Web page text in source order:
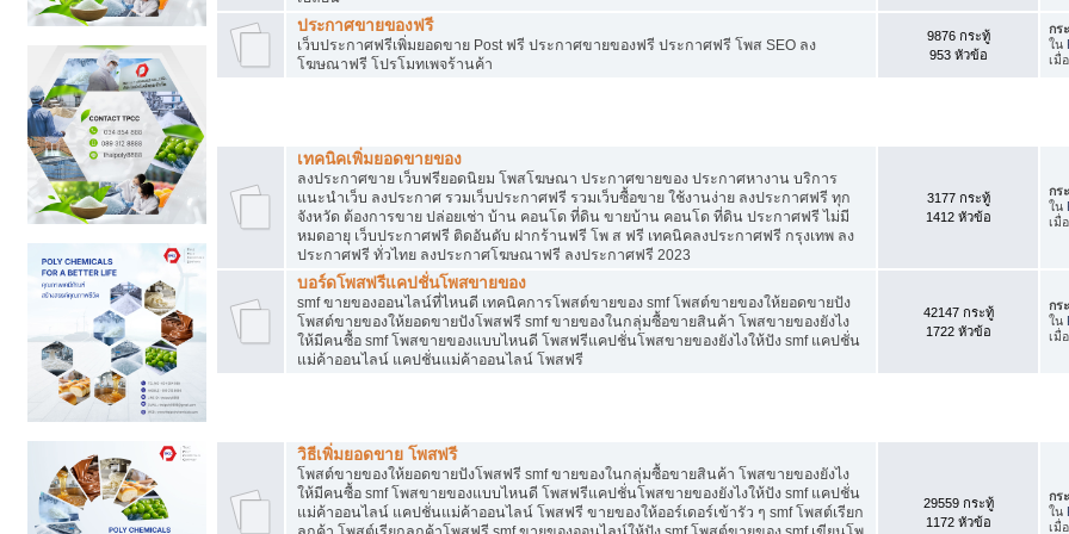
ประกาศขายของฟรี
เว็บประกาศฟรีเพิ่มยอดขาย Post ฟรี ประกาศขายของฟรี ประกาศฟรี โพส SEO ลง
โฆษณาฟรี โปรโมทเพจร้านค้า
9876 กระทู้
953 หัวข้อ
กร
ใน
เมื่
เทคนิคเพิ่มยอดขายของ
ลงประกาศขาย เว็บฟรียอดนิยม โพสโฆษณา ประกาศขายของ ประกาศหางาน บริการ
แนะนำเว็บ ลงประกาศ รวมเว็บประกาศฟรี รวมเว็บซื้อขาย ใช้งานง่าย ลงประกาศฟรี ทุก
จังหวัด ต้องการขาย ปล่อยเช่า บ้าน คอนโด ที่ดิน ขายบ้าน คอนโด ที่ดิน ประกาศฟรี ไม่มี
หมดอายุ เว็บประกาศฟรี ติดอันดับ ฝากร้านฟรี โพ ส ฟรี เทคนิคลงประกาศฟรี กรุงเทพ ลง
ประกาศฟรี ทั่วไทย ลงประกาศโฆษณาฟรี ลงประกาศฟรี 2023
3177 กระทู้
1412 หัวข้อ
กร
ใน
เมื่
บอร์ดโพสฟรีแคปชั่นโพสขายของ
smf ขายของออนไลน์ที่ไหนดี เทคนิคการโพสต์ขายของ smf โพสต์ขายของให้ยอดขายปัง
โพสต์ขายของให้ยอดขายปังโพสฟรี smf ขายของในกลุ่มซื้อขายสินค้า โพสขายของยังไง
ให้มีคนซื้อ smf โพสขายของแบบไหนดี โพสฟรีแคปชั่นโพสขายของยังไงให้ปัง smf แคปชั่น
แม่ค้าออนไลน์ แคปชั่นแม่ค้าออนไลน์ โพสฟรี
42147 กระทู้
1722 หัวข้อ
กร
ใน
เมื่
วิธีเพิ่มยอดขาย โพสฟรี
โพสต์ขายของให้ยอดขายปังโพสฟรี smf ขายของในกลุ่มซื้อขายสินค้า โพสขายของยังไง
ให้มีคนซื้อ smf โพสขายของแบบไหนดี โพสฟรีแคปชั่นโพสขายของยังไงให้ปัง smf แคปชั่น
แม่ค้าออนไลน์ แคปชั่นแม่ค้าออนไลน์ โพสฟรี ขายของให้ออร์เดอร์เข้ารัว ๆ smf โพสต์เรียก
29559 กระทู้
1172 หัวข้อ
กร
ใน
เมื่